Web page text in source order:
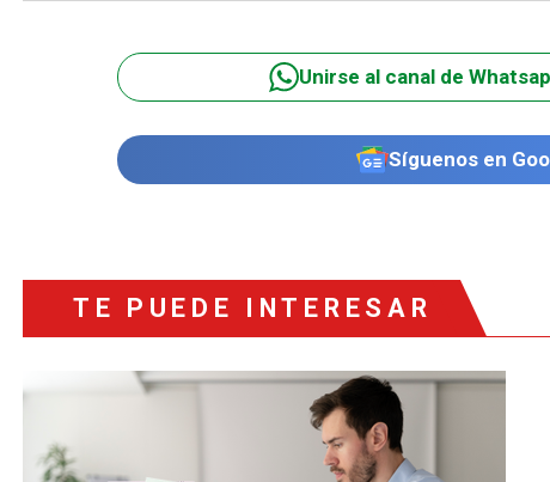
Unirse al canal de
Síguenos en
TE PUEDE INTERESAR